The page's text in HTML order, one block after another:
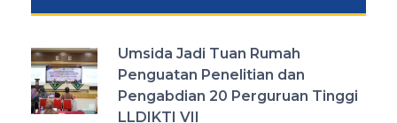
Umsida Jadi Tuan Rumah
Penguatan Penelitian dan
Pengabdian 20 Perguruan Tinggi
LLDIKTI VII